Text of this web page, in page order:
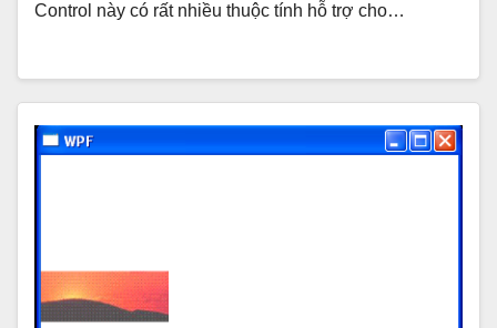
Control này có rất nhiều thuộc tính hỗ trợ cho…